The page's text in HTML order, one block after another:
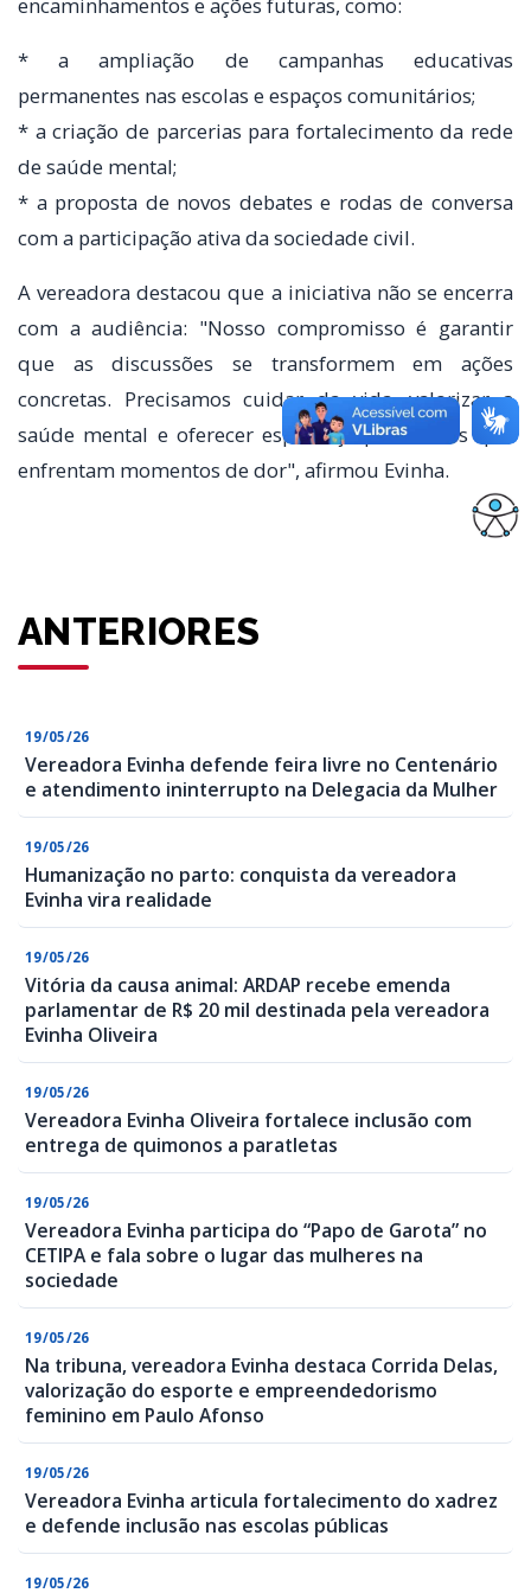
* a ampliação de campanhas educativas
permanentes nas escolas e espaços comunitários;
* a criação de parcerias para fortalecimento da rede
de saúde mental;
* a proposta de novos debates e rodas de conversa
com a participação ativa da sociedade civil.
A vereadora destacou que a iniciativa não se encerra
com a audiência: "Nosso compromisso é garantir
que as discussões se transformem em ações
concretas. Precisamos cuidar da vida, valorizar a
saúde mental e oferecer esperança para todos que
enfrentam momentos de dor", afirmou Evinha.
ANTERIORES
19/05/26
Vereadora Evinha defende feira livre no Centenário
e atendimento ininterrupto na Delegacia da Mulher
19/05/26
Humanização no parto: conquista da vereadora
Evinha vira realidade
19/05/26
Vitória da causa animal: ARDAP recebe emenda
parlamentar de R$ 20 mil destinada pela vereadora
Evinha Oliveira
19/05/26
Vereadora Evinha Oliveira fortalece inclusão com
entrega de quimonos a paratletas
19/05/26
Vereadora Evinha participa do “Papo de Garota” no
CETIPA e fala sobre o lugar das mulheres na
sociedade
19/05/26
Na tribuna, vereadora Evinha destaca Corrida Delas,
valorização do esporte e empreendedorismo
feminino em Paulo Afonso
19/05/26
Vereadora Evinha articula fortalecimento do xadrez
e defende inclusão nas escolas públicas
19/05/26